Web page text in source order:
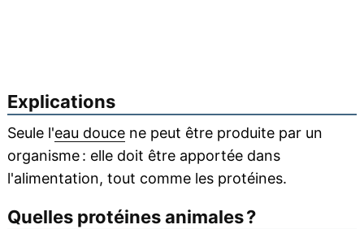
Explications
Seule l'eau doucene peut être produite par un
organisme : elle doit être apportée dans
l'alimentation, tout comme les protéines.
Quelles protéines animales ?